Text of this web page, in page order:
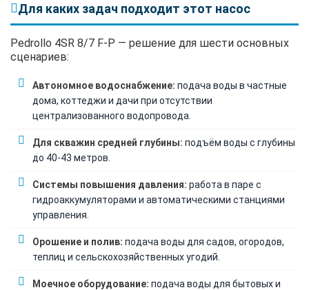
Для каких задач подходит этот насос
Pedrollo 4SR 8/7 F-P — решение для шести основных
сценариев:
Автономное водоснабжение: подача воды в частные
дома, коттеджи и дачи при отсутствии
централизованного водопровода.
Для скважин средней глубины: подъём воды с глубины
до 40-43 метров.
Системы повышения давления: работа в паре с
гидроаккумуляторами и автоматическими станциями
управления.
Орошение и полив: подача воды для садов, огородов,
теплиц и сельскохозяйственных угодий.
Моечное оборудование: подача воды для бытовых и